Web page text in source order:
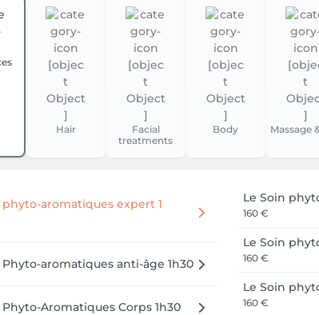
Hair
Facial
treatments
Body Massage
phyto-aromatiques expert 1
Phyto-aromatiques anti-âge 1h30
Phyto-Aromatiques Corps 1h30
Le Soin
160 €
Le Soin
160 €
Le Soin
160 €